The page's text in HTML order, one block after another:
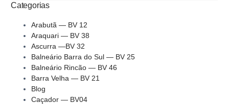
Categorias
Arabutã — BV 12
Araquari — BV 38
Ascurra —BV 32
Balneário Barra do Sul — BV 25
Balneário Rincão — BV 46
Barra Velha — BV 21
Blog
Caçador — BV04